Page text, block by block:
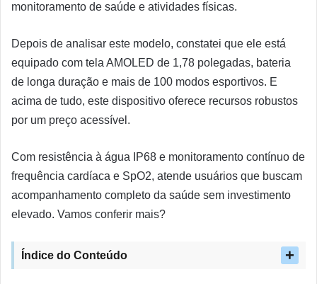
monitoramento de saúde e atividades físicas.
Depois de analisar este modelo, constatei que ele está
equipado com tela AMOLED de 1,78 polegadas, bateria
de longa duração e mais de 100 modos esportivos. E
acima de tudo, este dispositivo oferece recursos robustos
por um preço acessível.
Com resistência à água IP68 e monitoramento contínuo de
frequência cardíaca e SpO2, atende usuários que buscam
acompanhamento completo da saúde sem investimento
elevado. Vamos conferir mais?
Índice do Conteúdo